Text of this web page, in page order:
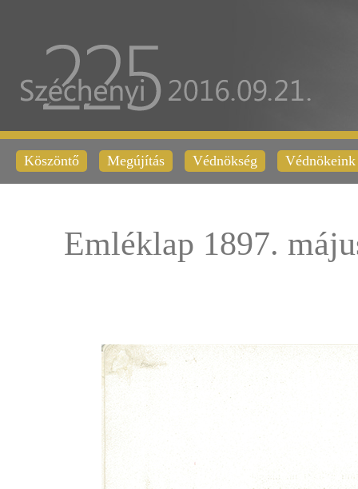
Köszöntő Megújítás Védnökség Védnökeink
Emléklap 1897.